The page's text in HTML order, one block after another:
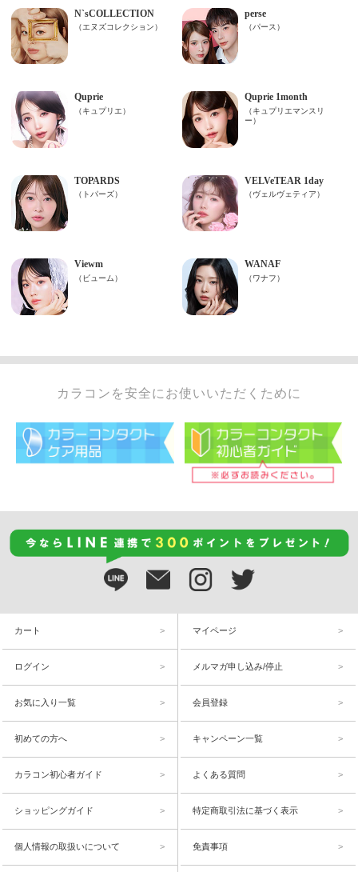
カラコンを安全にお使いいただくために
カート マイページ
ログイン メルマガ申し込み/停止
お気に入り一覧 会員登録
初めての方へ キャンペーン一覧
カラコン初心者ガイド よくある質問
ショッピングガイド 特定商取引法に基づく表示
個人情報の取扱いについて 免責事項